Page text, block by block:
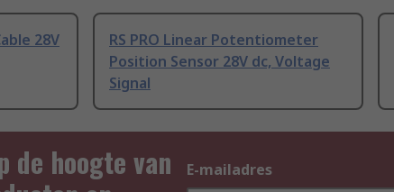
28V
RS PRO Linear Potentiometer
Position Sensor 28V dc, Voltage
Signal
de hoogte van
E-mailadres